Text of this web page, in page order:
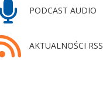
PODCAST AUDIO
AKTUALNOŚCI RSS